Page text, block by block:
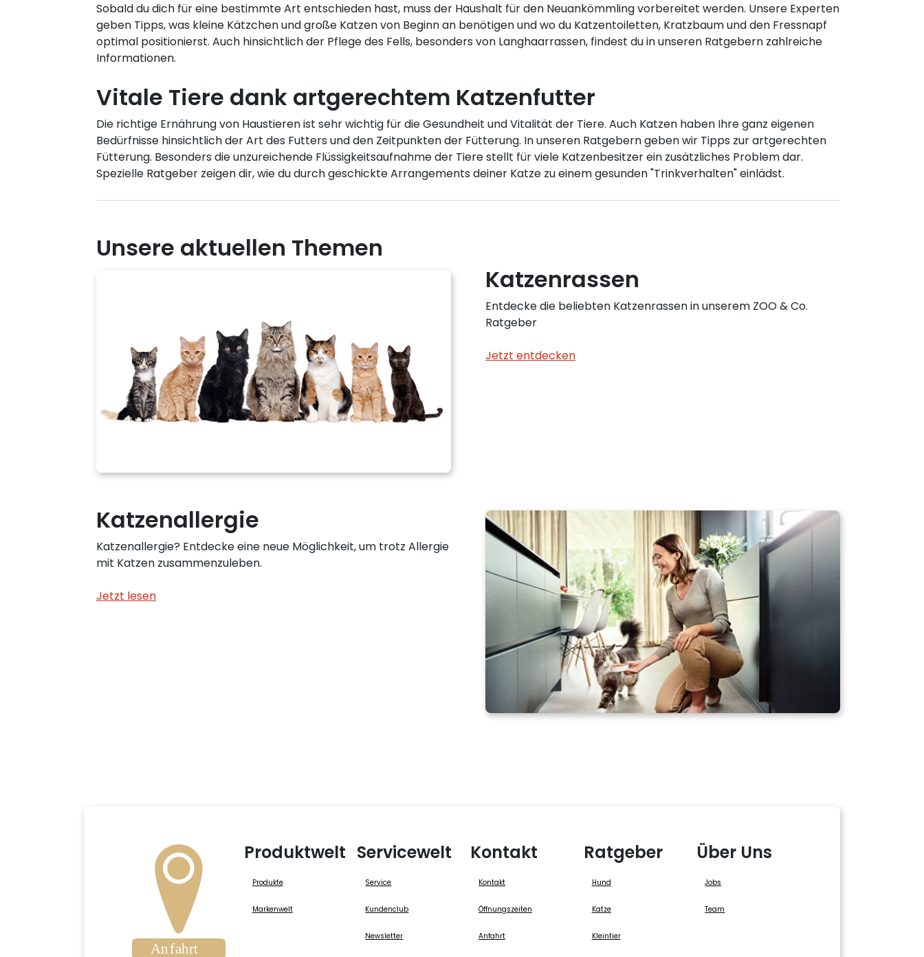
Sobald du dich für eine bestimmte Art entschieden hast, muss der Haushalt für den Neuankömmling vorbereitet werden. Unsere Experten
geben Tipps, was kleine Kätzchen und große Katzen von Beginn an benötigen und wo du Katzentoiletten, Kratzbaum und den Fressnapf
optimal positionierst. Auch hinsichtlich der Pflege des Fells, besonders von Langhaarrassen, findest du in unseren Ratgebern zahlreiche
Informationen.
Vitale Tiere dank artgerechtem Katzenfutter
Die richtige Ernährung von Haustieren ist sehr wichtig für die Gesundheit und Vitalität der Tiere. Auch Katzen haben Ihre ganz eigenen
Bedürfnisse hinsichtlich der Art des Futters und den Zeitpunkten der Fütterung. In unseren Ratgebern geben wir Tipps zur artgerechten
Fütterung. Besonders die unzureichende Flüssigkeitsaufnahme der Tiere stellt für viele Katzenbesitzer ein zusätzliches Problem dar.
Spezielle Ratgeber zeigen dir, wie du durch geschickte Arrangements deiner Katze zu einem gesunden "Trinkverhalten" einlädst.
Unsere aktuellen Themen
Katzenrassen
Entdecke die beliebten Katzenrassen in unserem ZOO & Co.
Ratgeber
Jetzt entdecken
Katzenallergie
Katzenallergie? Entdecke eine neue Möglichkeit, um trotz Allergie
mit Katzen zusammenzuleben.
Jetzt lesen
Produktwelt
Produkte
Markenwelt
Servicewelt
Service
Kundenclub
Newsletter
Kontakt
Kontakt
Öffnungszeiten
Anfahrt
Ratgeber
Hund
Katze
Kleintier
Über Uns
Jobs
Team